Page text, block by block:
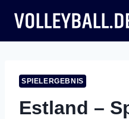
Inhalt
springen
SPIELERGEBNIS
Estland –